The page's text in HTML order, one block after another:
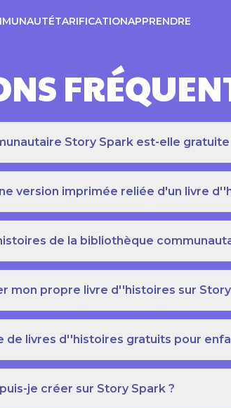
TARIFICATIONAPPRENDRE
Story Spark est-elle gratuite
version imprimée reliée d'un livre
de la bibliothèque
mon propre livre d''histoires sur Story
de livres d''histoires gratuits pour
je créer sur Story Spark ?